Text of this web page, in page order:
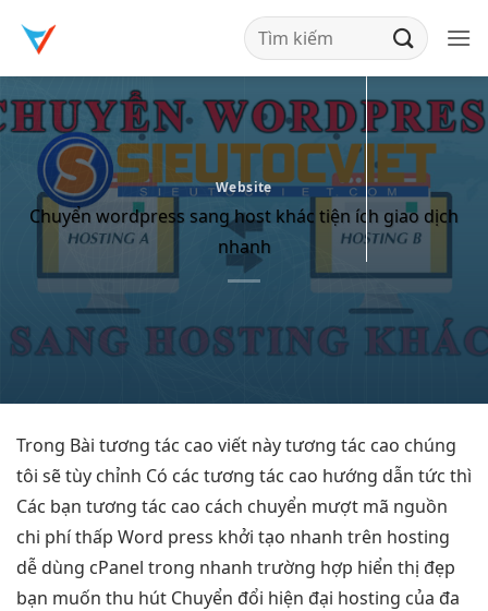
qua
nội
dung
Website
Chuyển wordpress sang host khác tiện ích giao dịch
nhanh
Trong Bài tương tác cao viết nàytương tác cao chúng
tôi sẽtùy chỉnh Có các tương tác cao hướng dẫn tức thì
Các bạn tương tác cao cách chuyển mượt mã nguồn
chi phí thấp Word press khởi tạo nhanh trên hosting
dễ dùng cPanel trong nhanh trường hợp hiển thị đẹp
bạn muốn thu hút Chuyển đổi hiện đại hosting của đa